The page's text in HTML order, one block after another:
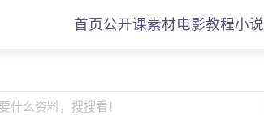
首页公开课素材电影教程小说
什么资料，搜搜看！